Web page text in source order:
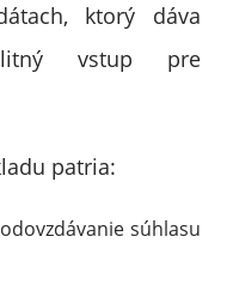
ktorý dáva
vstup pre
patria:
súhlasu